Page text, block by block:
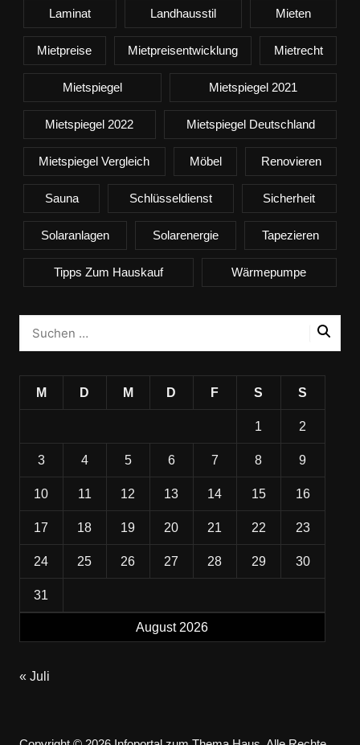
Laminat Landhausstil Mieten
Mietpreise Mietpreisentwicklung Mietrecht
Mietspiegel Mietspiegel 2021
Mietspiegel 2022 Mietspiegel Deutschland
Mietspiegel Vergleich Möbel Renovieren
Sauna Schlüsseldienst Sicherheit
Solaranlagen Solarenergie Tapezieren
Tipps Zum Hauskauf Wärmepumpe
August 2026
M D M D F S S
1 2
3 4 5 6 7 8 9
10 11 12 13 14 15 16
17 18 19 20 21 22 23
24 25 26 27 28 29 30
31
« Juli